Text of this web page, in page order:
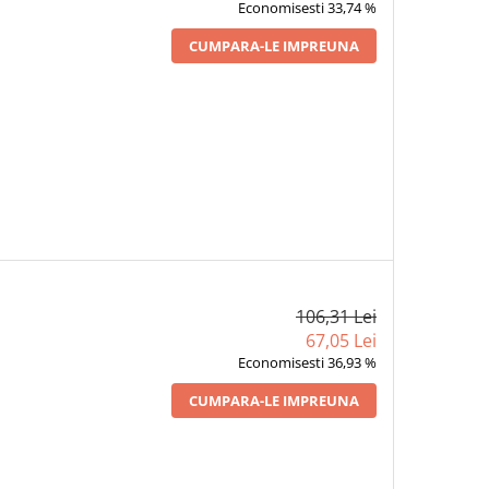
Economisesti 33,74 %
CUMPARA-LE IMPREUNA
106,31 Lei
67,05 Lei
Economisesti 36,93 %
CUMPARA-LE IMPREUNA